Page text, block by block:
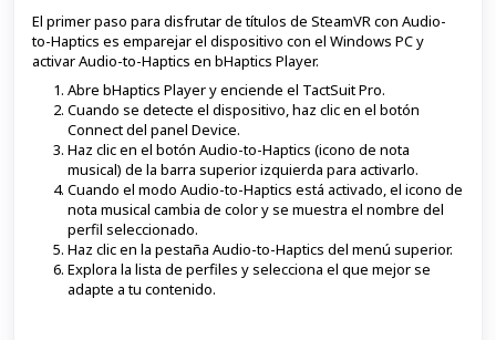
El primer paso para disfrutar de títulos de SteamVR con Audio-
to-Haptics es emparejar el dispositivo con el Windows PC y
activar Audio-to-Haptics en bHaptics Player.
Abre bHaptics Player y enciende el TactSuit Pro.
Cuando se detecte el dispositivo, haz clic en el botón
Connect del panel Device.
Haz clic en el botón Audio-to-Haptics (icono de nota
musical) de la barra superior izquierda para activarlo.
Cuando el modo Audio-to-Haptics está activado, el icono de
nota musical cambia de color y se muestra el nombre del
perfil seleccionado.
Haz clic en la pestaña Audio-to-Haptics del menú superior.
Explora la lista de perfiles y selecciona el que mejor se
adapte a tu contenido.